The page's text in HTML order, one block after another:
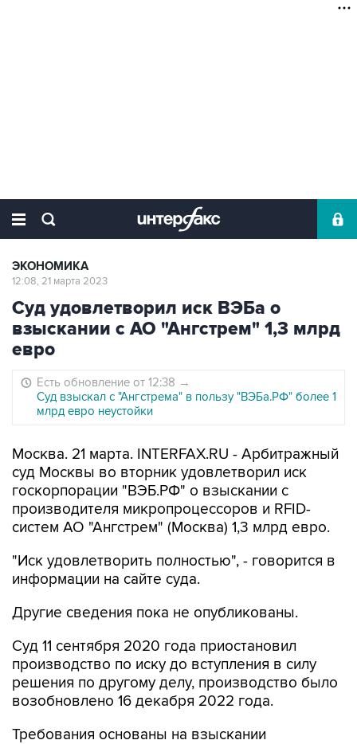
ЭКОНОМИКА
12:08, 21 марта 2023
Суд удовлетворил иск ВЭБа о
взыскании с АО "Ангстрем" 1,3 млрд
евро
Есть обновление от 12:38 →
Суд взыскал с "Ангстрема" в пользу "ВЭБа.РФ" более 1
млрд евро неустойки
Москва. 21 марта. INTERFAX.RU - Арбитражный
суд Москвы во вторник удовлетворил иск
госкорпорации "ВЭБ.РФ" о взыскании с
производителя микропроцессоров и RFID-
систем АО "Ангстрем" (Москва) 1,3 млрд евро.
"Иск удовлетворить полностью", - говорится в
информации на сайте суда.
Другие сведения пока не опубликованы.
Суд 11 сентября 2020 года приостановил
производство по иску до вступления в силу
решения по другому делу, производство было
возобновлено 16 декабря 2022 года.
Требования основаны на взыскании